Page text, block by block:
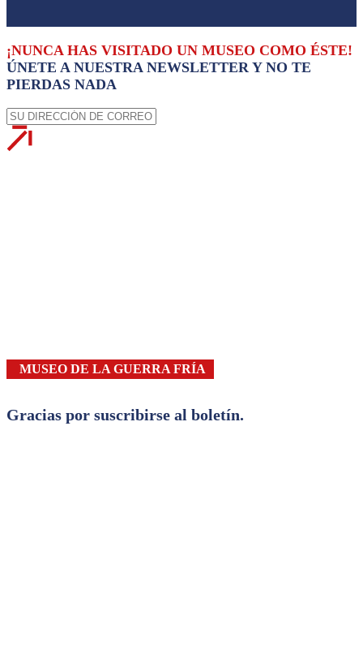
¡NUNCA HAS VISITADO UN MUSEO COMO ÉSTE!
ÚNETE A NUESTRA NEWSLETTER Y NO TE
PIERDAS NADA
MUSEO DE LA GUERRA FRÍA
Gracias por suscribirse al boletín.